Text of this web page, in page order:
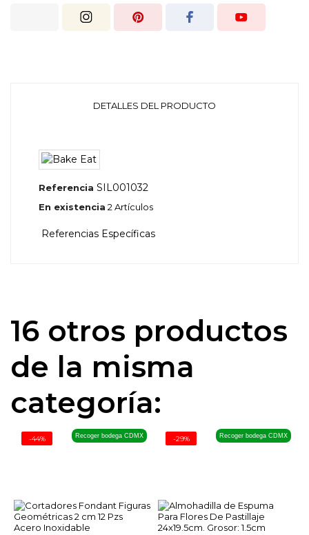
DETALLES DEL PRODUCTO
Referencia SIL001032
En existencia 2 Artículos
Referencias Específicas
16 otros productos
de la misma
categoría:
Recoger bodega CDMX
-44% Recoger bodega CDMX
-29%